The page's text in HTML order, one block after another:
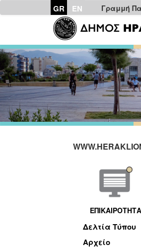
GR EN Γραμμή
ΕΠΙΚΑΙΡΟΤΗΤΑ
Δελτία Τύπου
Αρχείο